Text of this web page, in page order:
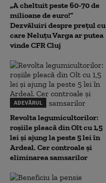
„A cheltuit peste 60-70 de
milioane de euro!”
Dezvăluiri despre prețul cu
care Neluțu Varga ar putea
vinde CFR Cluj
ADEVĂRUL
Revolta legumicultorilor:
roșiile pleacă din Olt cu 1,5
lei și ajung la peste 5 lei în
Ardeal. Cer controale și
eliminarea samsarilor